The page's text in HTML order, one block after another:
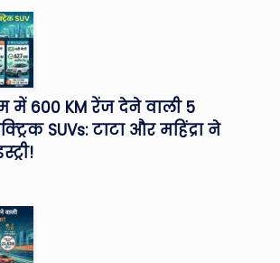
600 KM रेंज देने वाली 5
SUVs: टाटा और महिंद्रा ने